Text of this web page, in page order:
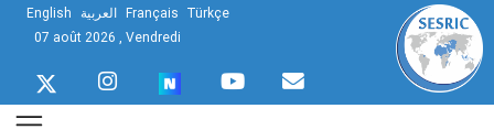
English العربية Français Türkçe
07 août 2026 , Vendredi